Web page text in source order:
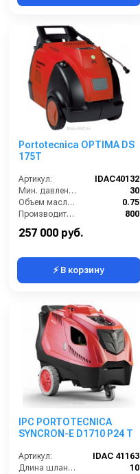
Portotecnica OPTIMA DS
175T
Артикул:
IDAC40132
Мин. давление (бар):
30
Объем масла для насоса (л):
0.75
Производительность (л/ч):
800
257 000 руб.
⚡ В корзину
IPC PORTOTECNICA
SYNCRON-E D1710 P24 T
Артикул:
IDAC 41163
Длина шланга (м):
10